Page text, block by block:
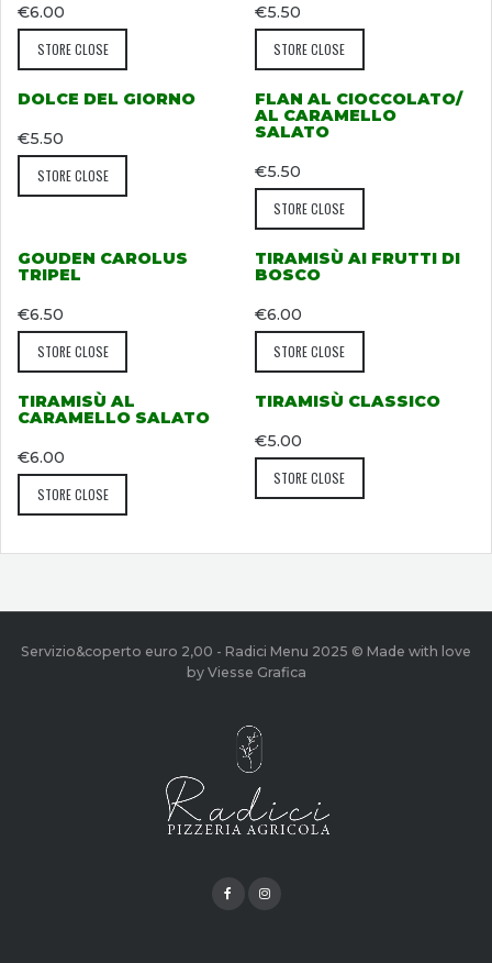
€6.00
STORE CLOSE
€5.50
STORE CLOSE
DOLCE DEL GIORNO
€5.50
STORE CLOSE
FLAN AL CIOCCOLATO/
AL CARAMELLO
SALATO
€5.50
STORE CLOSE
GOUDEN CAROLUS
TRIPEL
€6.50
STORE CLOSE
TIRAMISÙ AI FRUTTI DI
BOSCO
€6.00
STORE CLOSE
TIRAMISÙ AL
CARAMELLO SALATO
€6.00
STORE CLOSE
TIRAMISÙ CLASSICO
€5.00
STORE CLOSE
Servizio&coperto euro 2,00 - Radici Menu 2025 © Made with love
by Viesse Grafica